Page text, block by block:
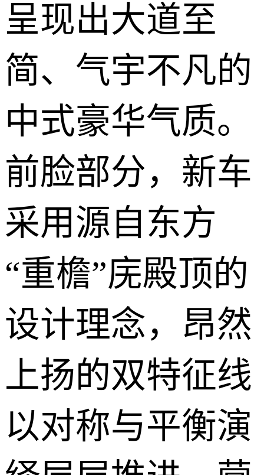
呈现出大道至
简、气宇不凡的
中式豪华气质。
前脸部分，新车
采用源自东方
“重檐”庑殿顶的
设计理念，昂然
上扬的双特征线
以对称与平衡演